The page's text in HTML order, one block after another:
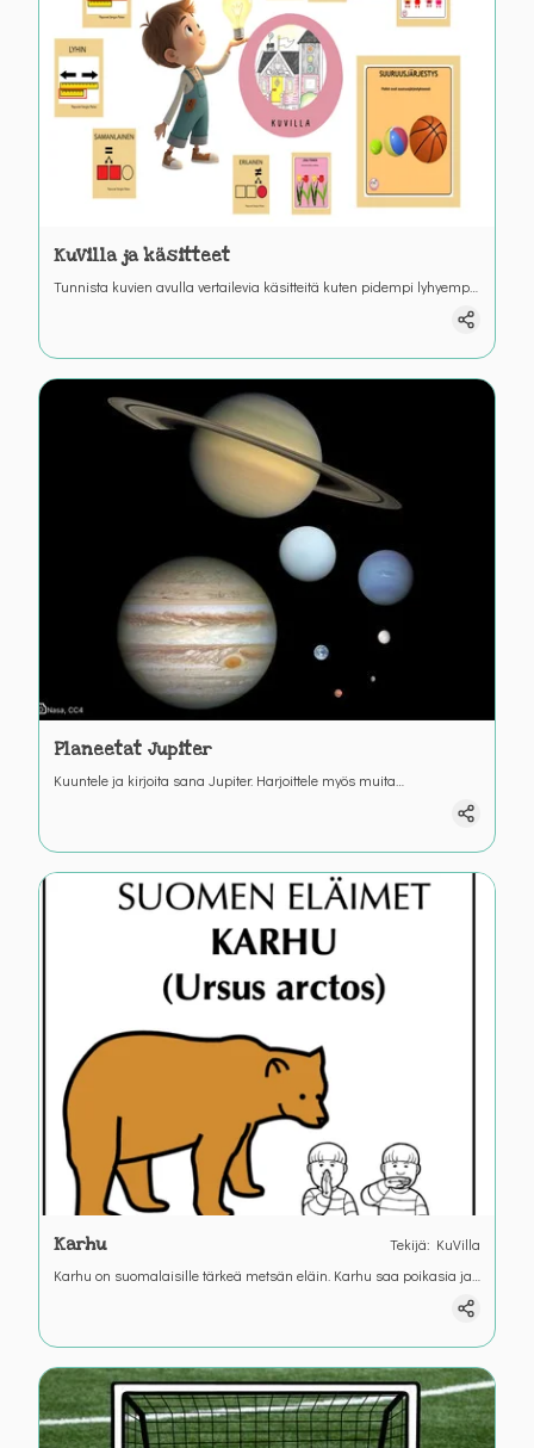
KuVilla ja käsitteet
Tunnista kuvien avulla vertailevia käsitteitä kuten pidempi lyhyempi
Planeetat Jupiter
Kuuntele ja kirjoita sana Jupiter. Harjoittele myös muita
Karhu Tekijä: KuVilla
Karhu on suomalaisille tärkeä metsän eläin. Karhu saa poikasia ja